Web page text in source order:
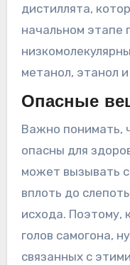
дистиллята,
начальном этапе
метанол, этанол
Опасные
Важно понимать,
опасны для
может вызывать
вплоть до
исхода. Поэтому,
голов самогона,
связанных с